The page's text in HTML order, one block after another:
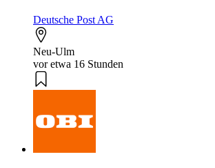
Deutsche Post AG
Neu-Ulm
vor etwa 16 Stunden